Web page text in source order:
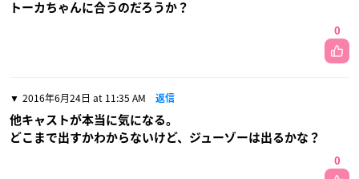
トーカちゃんに合うのだろうか？
0
2016年6月24日 at 11:35 AM 返信
他キャストが本当に気になる。
どこまで出すかわからないけど、ジューゾーは出るかな？
0